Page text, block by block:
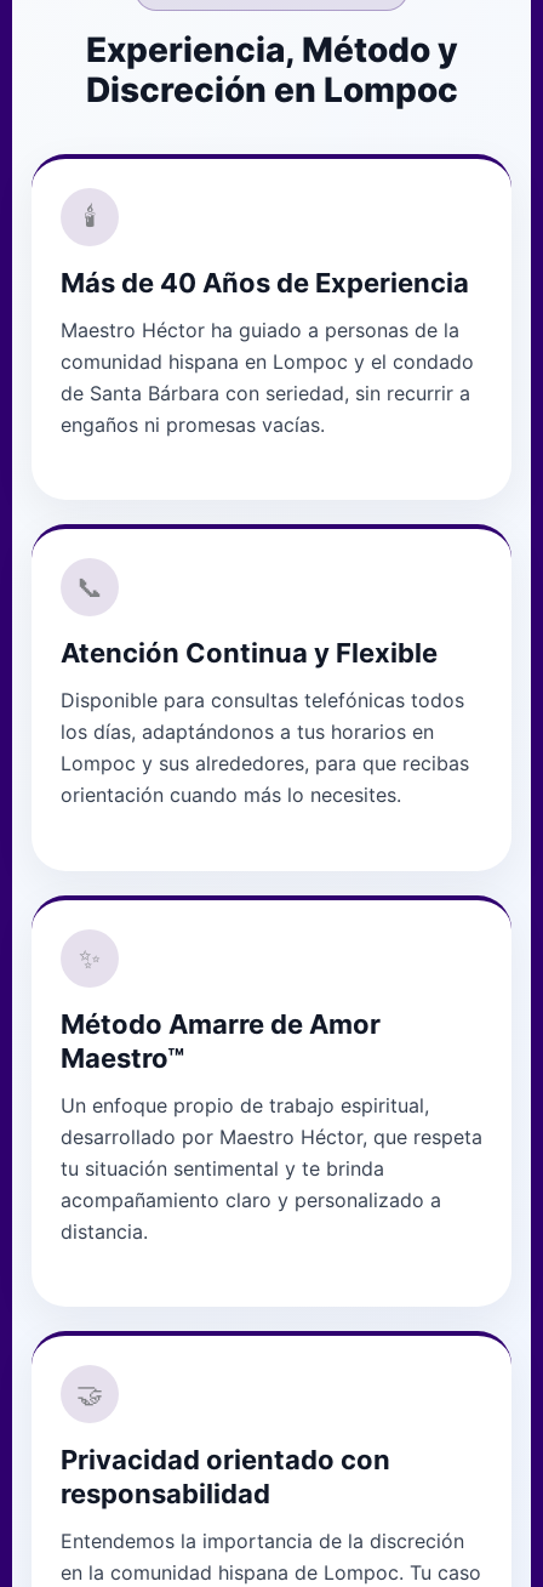
Experiencia, Método y
Discreción en Lompoc
🕯️
Más de 40 Años de Experiencia
Maestro Héctor ha guiado a personas de la
comunidad hispana en Lompoc y el condado
de Santa Bárbara con seriedad, sin recurrir a
engaños ni promesas vacías.
📞
Atención Continua y Flexible
Disponible para consultas telefónicas todos
los días, adaptándonos a tus horarios en
Lompoc y sus alrededores, para que recibas
orientación cuando más lo necesites.
✨
Método Amarre de Amor
Maestro™
Un enfoque propio de trabajo espiritual,
desarrollado por Maestro Héctor, que respeta
tu situación sentimental y te brinda
acompañamiento claro y personalizado a
distancia.
🤝
Privacidad orientado con
responsabilidad
Entendemos la importancia de la discreción
en la comunidad hispana de Lompoc. Tu caso